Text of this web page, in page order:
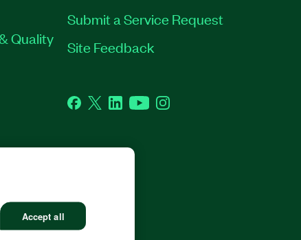
Quality
Submit a Service Request
Site Feedback
Facebook
TwitterLinkedInYouTubeInstagram
Accept all